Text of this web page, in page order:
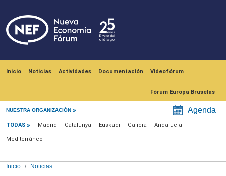
Inicio Noticias Actividades Documentación Videofórum
Fórum Europa Bruselas
NUESTRA ORGANIZACIÓN Agenda
Menú noticias
TODAS Madrid Catalunya Euskadi Galicia Andalucía
Mediterráneo
Inicio Noticias